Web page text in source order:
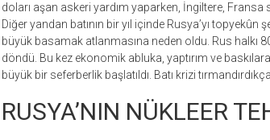
doları aşan askeri yardım yaparken, İngiltere,
Diğer yandan batının bir yıl içinde Rusya’yı
büyük basamak atlanmasına neden oldu. Rus halkı
döndü. Bu kez ekonomik abluka, yaptırım ve
büyük bir seferberlik başlatıldı. Batı krizi
RUSYA’NIN NÜKLEER